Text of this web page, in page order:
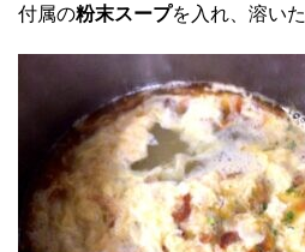
付属の粉末スープを入れ、溶いた